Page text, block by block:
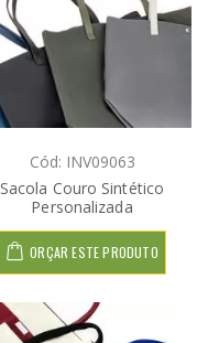
Cód: INV09063
Sacola Couro Sintético
Personalizada
ORÇAR ESTE PRODUTO